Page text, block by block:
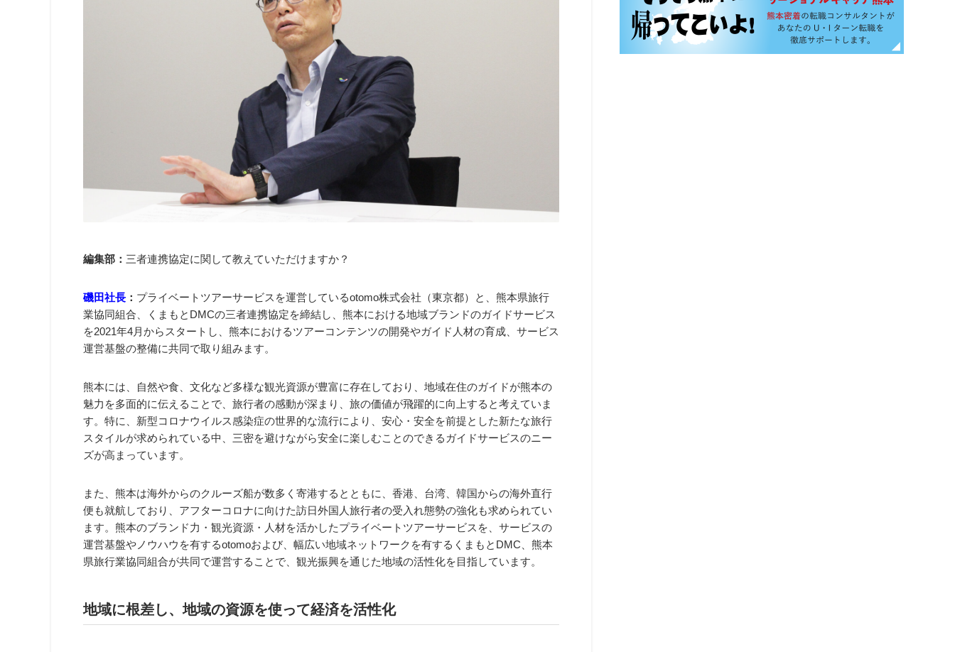
編集部： 三者連携協定に関して教えていただけますか？
磯田社長 ： プライベートツアーサービスを運営しているotomo株式会社（東京都）と、熊本県旅行
業協同組合、くまもとDMCの三者連携協定を締結し、熊本における地域ブランドのガイドサービス
を2021年4月からスタートし、熊本におけるツアーコンテンツの開発やガイド人材の育成、サービス
運営基盤の整備に共同で取り組みます。
熊本には、自然や食、文化など多様な観光資源が豊富に存在しており、地域在住のガイドが熊本の
魅力を多面的に伝えることで、旅行者の感動が深まり、旅の価値が飛躍的に向上すると考えていま
す。特に、新型コロナウイルス感染症の世界的な流行により、安心・安全を前提とした新たな旅行
スタイルが求められている中、三密を避けながら安全に楽しむことのできるガイドサービスのニー
ズが高まっています。
また、熊本は海外からのクルーズ船が数多く寄港するとともに、香港、台湾、韓国からの海外直行
便も就航しており、アフターコロナに向けた訪日外国人旅行者の受入れ態勢の強化も求められてい
ます。熊本のブランド力・観光資源・人材を活かしたプライベートツアーサービスを、サービスの
運営基盤やノウハウを有するotomoおよび、幅広い地域ネットワークを有するくまもとDMC、熊本
県旅行業協同組合が共同で運営することで、観光振興を通じた地域の活性化を目指しています。
地域に根差し、地域の資源を使って経済を活性化